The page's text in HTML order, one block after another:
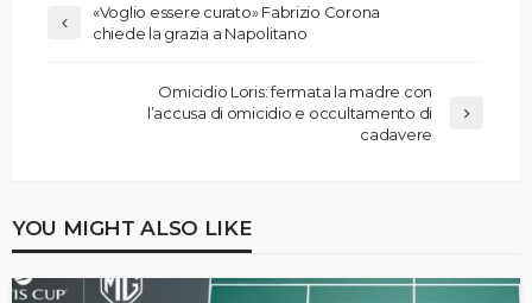
«Voglio essere curato» Fabrizio Corona
chiede la grazia a Napolitano
Omicidio Loris: fermata la madre con
l’accusa di omicidio e occultamento di
cadavere
YOU MIGHT ALSO LIKE